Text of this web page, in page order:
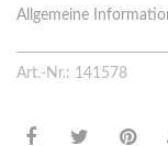
Allgemeine
Art.-Nr.: 141578